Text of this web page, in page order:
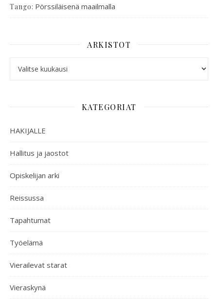
Tango: Pörssiläisenä maailmalla
ARKISTOT
KATEGORIAT
HAKIJALLE
Hallitus ja jaostot
Opiskelijan arki
Reissussa
Tapahtumat
Työelämä
Vierailevat starat
Vieraskynä